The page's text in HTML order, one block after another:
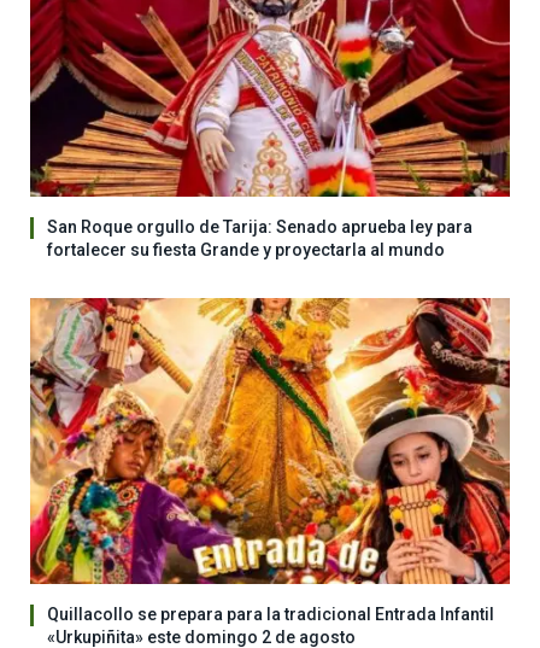
San Roque orgullo de Tarija: Senado aprueba ley para
fortalecer su fiesta Grande y proyectarla al mundo
Quillacollo se prepara para la tradicional Entrada Infantil
«Urkupiñita» este domingo 2 de agosto